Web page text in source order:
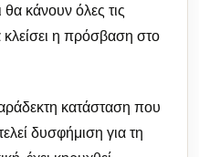
κάνουν όλες τις
κλείσει η πρόσβαση στο
κατάσταση που
δυσφήμιση για τη